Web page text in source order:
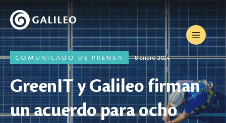
COMUNICADO DE PRENSA 8 enero 2024
GreenIT y Galileo firman
un acuerdo para ocho